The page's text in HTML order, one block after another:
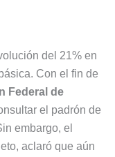
del 21% en
Con el fin de
Federal de
el padrón de
embargo, el
aclaró que aún